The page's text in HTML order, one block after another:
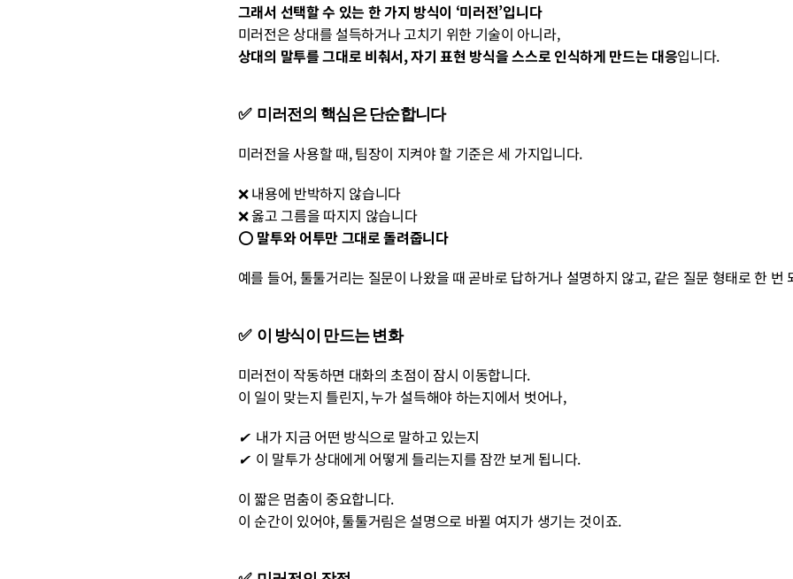
그래서 선택할 수 있는 한 가지 방식이 ‘미러전’입니다
미러전은 상대를 설득하거나 고치기 위한 기술이 아니라,
상대의 말투를 그대로 비춰서, 자기 표현 방식을 스스로 인식하게 만드는 대응입니다.
✅  미러전의 핵심은 단순합니다
미러전을 사용할 때, 팀장이 지켜야 할 기준은 세 가지입니다.
❌ 내용에 반박하지 않습니다
❌ 옳고 그름을 따지지 않습니다
⭕ 말투와 어투만 그대로 돌려줍니다
예를 들어, 툴툴거리는 질문이 나왔을 때 곧바로 답하거나 설명하지 않고, 같은 질문 형태로 한 번
✅  이 방식이 만드는 변화
미러전이 작동하면 대화의 초점이 잠시 이동합니다.
이 일이 맞는지 틀린지, 누가 설득해야 하는지에서 벗어나,
✔︎ 내가 지금 어떤 방식으로 말하고 있는지
✔︎ 이 말투가 상대에게 어떻게 들리는지를 잠깐 보게 됩니다.
이 짧은 멈춤이 중요합니다.
이 순간이 있어야, 툴툴거림은 설명으로 바뀔 여지가 생기는 것이죠.